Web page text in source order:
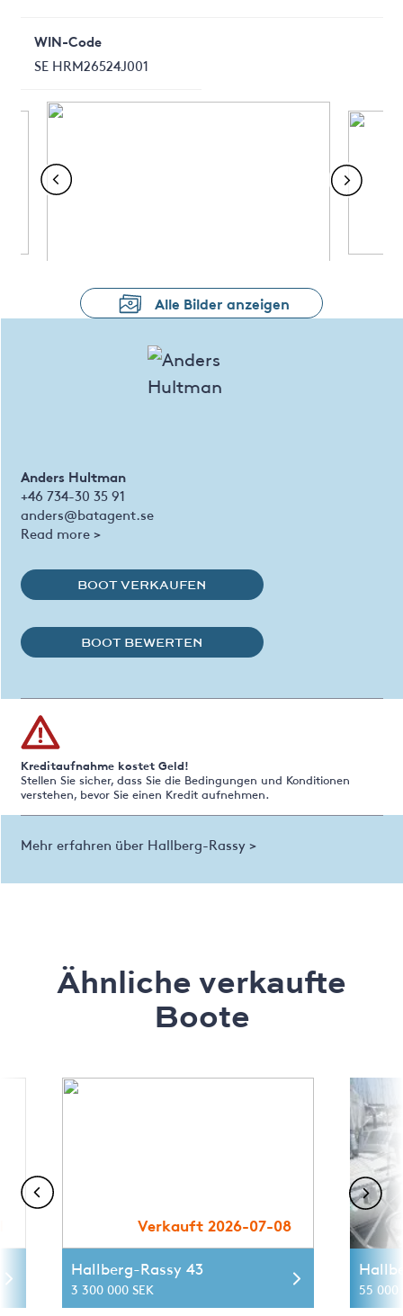
WIN-Code
SE HRM26524J001
Alle Bilder anzeigen
Anders Hultman
+46 734-30 35 91
anders@batagent.se
Read more >
BOOT VERKAUFEN
BOOT BEWERTEN
Kreditaufnahme kostet Geld!
Stellen Sie sicher, dass Sie die Bedingungen und Konditionen
verstehen, bevor Sie einen Kredit aufnehmen.
Mehr erfahren über Hallberg-Rassy >
Ähnliche verkaufte
Boote
Verkauft 2026-07-08
Hallberg-Rassy 43
3 300 000 SEK 55 000